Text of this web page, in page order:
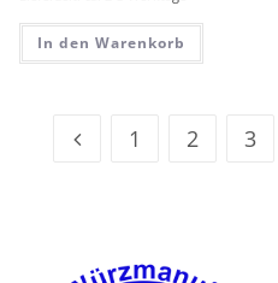
In den Warenkorb
1 2 3